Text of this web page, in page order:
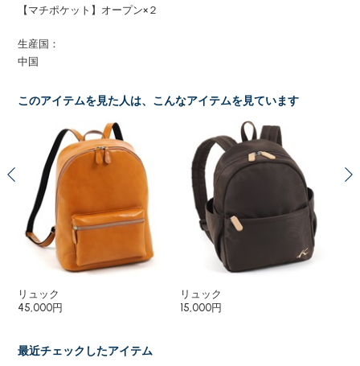
【マチポケット】オープン×２
生産国：
中国
このアイテムを見た人は、こんなアイテムを見ています
リュック
45,000円
リュック
15,000円
最近チェックしたアイテム